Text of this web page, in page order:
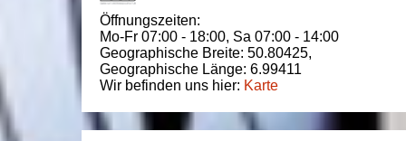
Öffnungszeiten:
Mo-Fr 07:00 - 18:00, Sa 07:00 - 14:00
Geographische Breite: 50.80425,
Geographische Länge: 6.99411
Wir befinden uns hier: Karte